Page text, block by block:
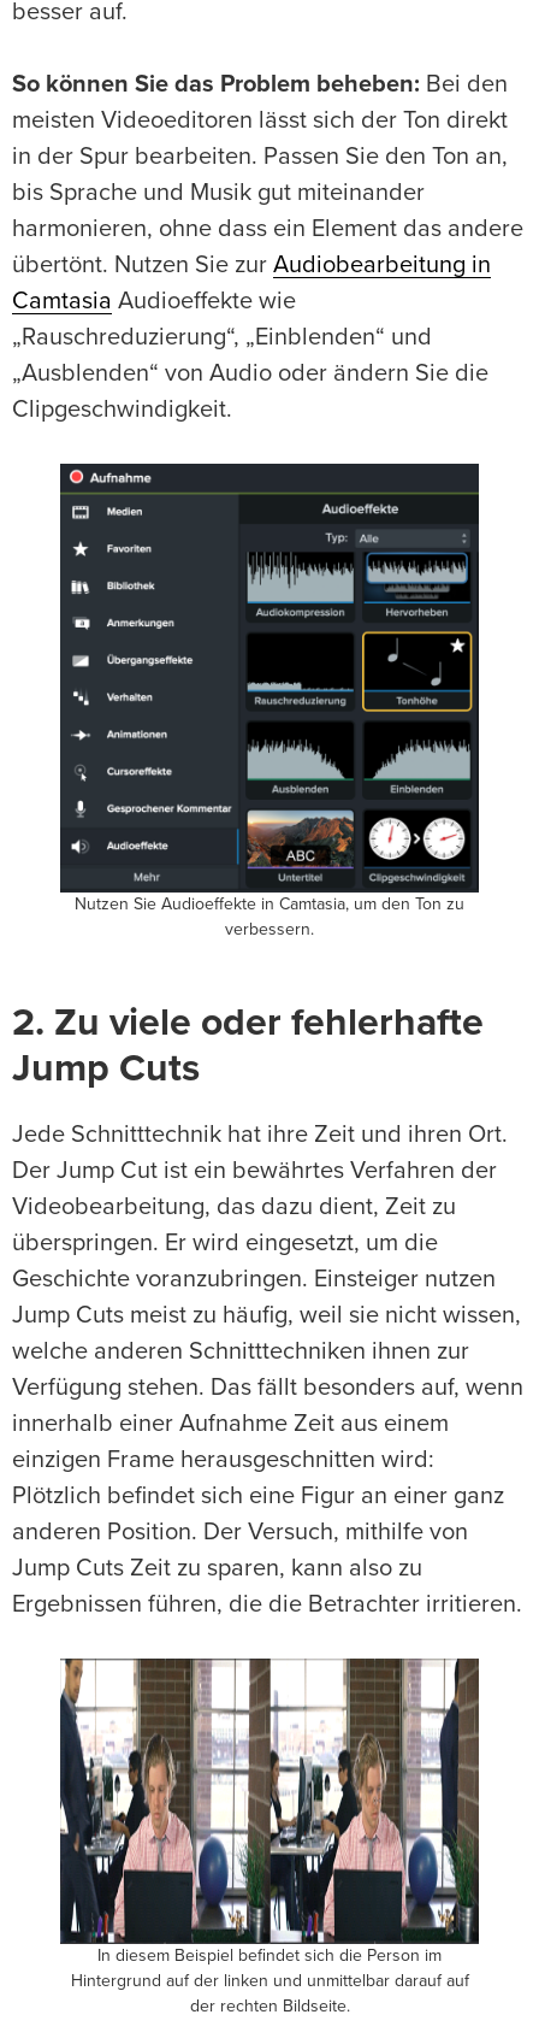
besser auf.
So können Sie das Problem beheben: Bei den
meisten Videoeditoren lässt sich der Ton direkt
in der Spur bearbeiten. Passen Sie den Ton an,
bis Sprache und Musik gut miteinander
harmonieren, ohne dass ein Element das andere
übertönt. Nutzen Sie zur Audiobearbeitung in
Camtasia Audioeffekte wie
„Rauschreduzierung“, „Einblenden“ und
„Ausblenden“ von Audio oder ändern Sie die
Clipgeschwindigkeit.
Nutzen Sie Audioeffekte in Camtasia, um den Ton zu
verbessern.
2. Zu viele oder fehlerhafte
Jump Cuts
Jede Schnitttechnik hat ihre Zeit und ihren Ort.
Der Jump Cut ist ein bewährtes Verfahren der
Videobearbeitung, das dazu dient, Zeit zu
überspringen. Er wird eingesetzt, um die
Geschichte voranzubringen. Einsteiger nutzen
Jump Cuts meist zu häufig, weil sie nicht wissen,
welche anderen Schnitttechniken ihnen zur
Verfügung stehen. Das fällt besonders auf, wenn
innerhalb einer Aufnahme Zeit aus einem
einzigen Frame herausgeschnitten wird:
Plötzlich befindet sich eine Figur an einer ganz
anderen Position. Der Versuch, mithilfe von
Jump Cuts Zeit zu sparen, kann also zu
Ergebnissen führen, die die Betrachter irritieren.
In diesem Beispiel befindet sich die Person im
Hintergrund auf der linken und unmittelbar darauf auf
der rechten Bildseite.